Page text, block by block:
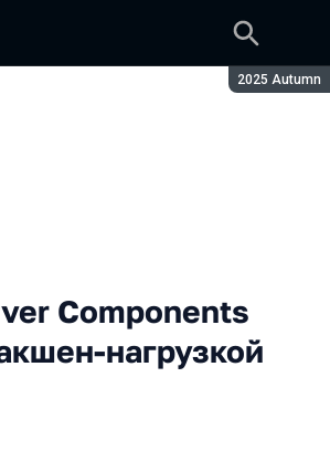
Сезон:
2025 Autumn
Components
нагрузкой